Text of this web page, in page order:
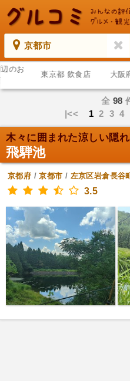
京都市
のお
東京都 飲食店 大阪
全 98
|<< 12 3 4
木々に囲まれた涼しい隠れ
飛騨池
京都府 /京都市 / 左京区岩倉長谷
3.5